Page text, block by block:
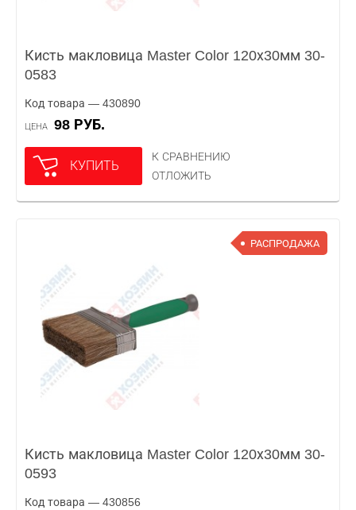
Кисть макловица Master Color 120х30мм 30-
0583
Код товара — 430890
ЦЕНА 98 РУБ.
КУПИТЬ
К СРАВНЕНИЮ
ОТЛОЖИТЬ
РАСПРОДАЖА
Кисть макловица Master Color 120х30мм 30-
0593
Код товара — 430856